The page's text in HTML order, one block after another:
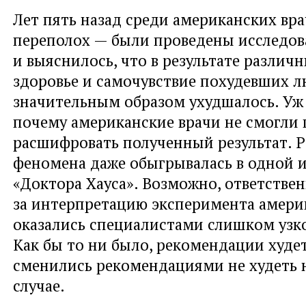
Лет пять назад среди американских
переполох — были проведены
и выяснилось, что в результате
здоровье и самочувствие похудевших
значительным образом ухудшалось.
почему американские врачи не смогли
расшифровать полученный результат.
феномена даже обыгрывалась в одной
«Доктора Хауса». Возможно,
за интерпретацию эксперимента
оказались специалистами слишком
Как бы то ни было, рекомендации
сменились рекомендациями не худеть
случае.